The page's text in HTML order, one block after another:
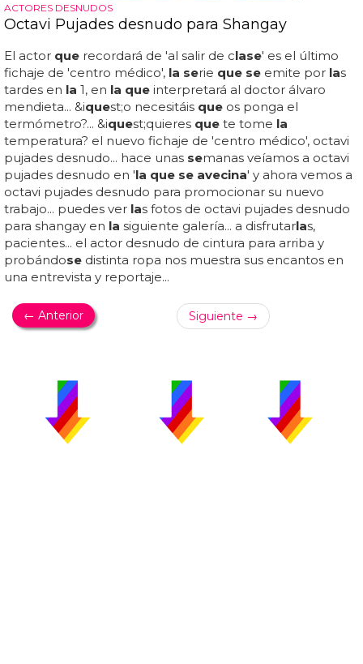
ACTORES DESNUDOS
Octavi Pujades desnudo para Shangay
El actor que recordará de 'al salir de clase' es el último
fichaje de 'centro médico', la serie que se emite por las
tardes en la 1, en la que interpretará al doctor álvaro
mendieta... &iquest;o necesitáis que os ponga el
termómetro?... &iquest;quieres que te tome la
temperatura? el nuevo fichaje de 'centro médico', octavi
pujades desnudo... hace unas semanas veíamos a octavi
pujades desnudo en 'la que se avecina' y ahora vemos a
octavi pujades desnudo para promocionar su nuevo
trabajo... puedes ver las fotos de octavi pujades desnudo
para shangay en la siguiente galería... a disfrutarlas,
pacientes... el actor desnudo de cintura para arriba y
probándose distinta ropa nos muestra sus encantos en
una entrevista y reportaje...
← Anterior Siguiente →